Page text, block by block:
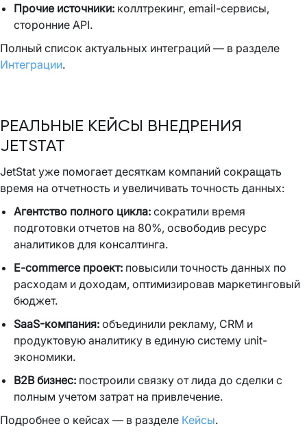
Прочие источники: коллтрекинг, email-сервисы,
сторонние API.
Полный список актуальных интеграций — в разделе
Интеграции.
РЕАЛЬНЫЕ КЕЙСЫ ВНЕДРЕНИЯ
JETSTAT
JetStat уже помогает десяткам компаний сокращать
время на отчетность и увеличивать точность данных:
Агентство полного цикла: сократили время
подготовки отчетов на 80%, освободив ресурс
аналитиков для консалтинга.
E-commerce проект: повысили точность данных по
расходам и доходам, оптимизировав маркетинговый
бюджет.
SaaS-компания: объединили рекламу, CRM и
продуктовую аналитику в единую систему unit-
экономики.
B2B бизнес: построили связку от лида до сделки с
полным учетом затрат на привлечение.
Подробнее о кейсах — в разделе Кейсы.